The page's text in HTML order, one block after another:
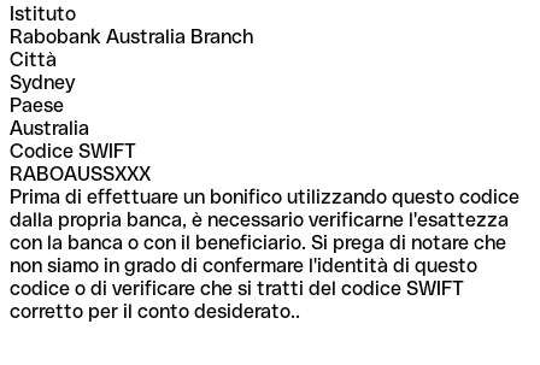
Istituto
Rabobank Australia Branch
Città
Sydney
Paese
Australia
Codice SWIFT
RABOAUSSXXX
Prima di effettuare un bonifico utilizzando questo codice
dalla propria banca, è necessario verificarne l'esattezza
con la banca o con il beneficiario. Si prega di notare che
non siamo in grado di confermare l'identità di questo
codice o di verificare che si tratti del codice SWIFT
corretto per il conto desiderato..